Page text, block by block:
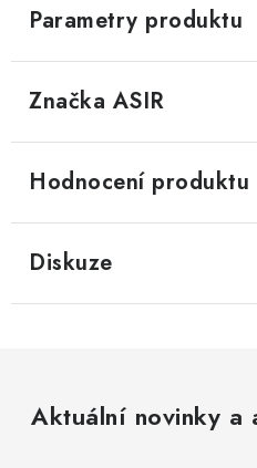
Parametry produktu
Značka ASIR
Hodnocení produktu
Diskuze
Aktuální novinky a